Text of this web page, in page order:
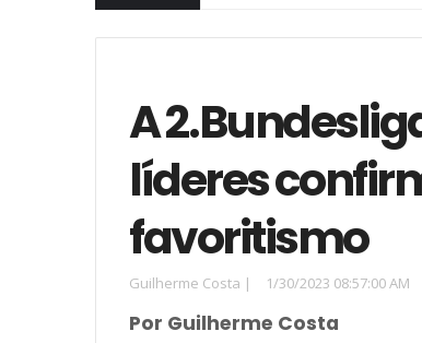
A
líderes
favoritismo
Guilherme Costa | 1/30/2023 08:57:00 AM
Por Guilherme Costa